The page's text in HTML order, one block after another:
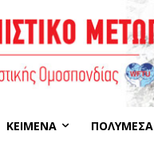
ΚΕΊΜΕΝΑ ΠΟΛΥΜΈΣΑ